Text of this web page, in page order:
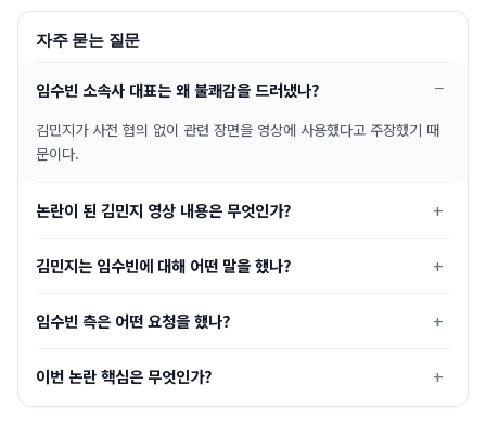
자주 묻는 질문
임수빈 소속사 대표는 왜 불쾌감을 드러냈나?
김민지가 사전 협의 없이 관련 장면을 영상에 사용했다고 주장했기 때
문이다.
논란이 된 김민지 영상 내용은 무엇인가?
김민지는 임수빈에 대해 어떤 말을 했나?
임수빈 측은 어떤 요청을 했나?
이번 논란 핵심은 무엇인가?